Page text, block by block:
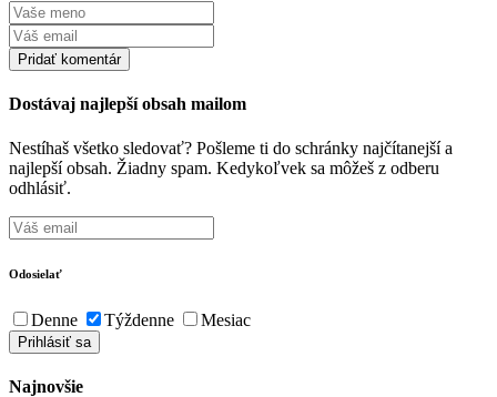
Dostávaj najlepší obsah mailom
Nestíhaš všetko sledovať? Pošleme ti do schránky najčítanejší a
najlepší obsah. Žiadny spam. Kedykoľvek sa môžeš z odberu
odhlásiť.
Odosielať
Denne Týždenne Mesiac
Najnovšie